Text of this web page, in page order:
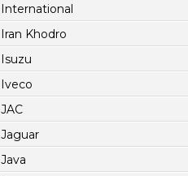
International
Iran Khodro
Isuzu
Iveco
JAC
Jaguar
Java